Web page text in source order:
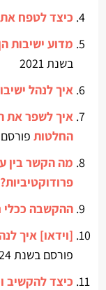
כיצד לטפח
מדוע ישיבות
בשנת 2021
איך לנהל
איך לשפר את
החלטותפורסם
מה הקשר בין
פרודוקטיביות?
ההקשבה ככלי
[וידאו] איך
פורסם בשנת 2024
כיצד להקשיב